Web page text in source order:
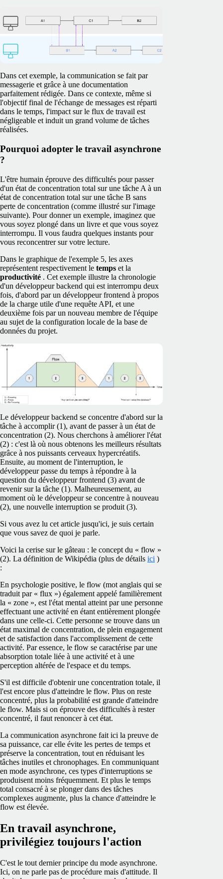
Dans cet exemple, la communication se fait par
messagerie et grâce à une documentation
parfaitement rédigée. Dans ce contexte, même si
l'objectif final de l'échange de messages est réparti
dans le temps, l'impact sur le flux de travail est
négligeable et induit un grand volume de tâches
réalisées.
Pourquoi adopter le travail asynchrone
?
L'être humain éprouve des difficultés pour passer
d'un état de concentration total sur une tâche A à un
état de concentration total sur une tâche B sans
perte de concentration (comme illustré sur l'image
suivante). Pour donner un exemple, imaginez que
vous soyez plongé dans un livre et que vous soyez
interrompu. Il vous faudra quelques instants pour
vous reconcentrer sur votre lecture.
Dans le graphique de l'exemple 5, les axes
représentent respectivement le temps et la
productivité . Cet exemple illustre la chronologie
d'un développeur backend qui est interrompu deux
fois, d'abord par un développeur frontend à propos
de la charge utile d'une requête API, et une
deuxième fois par un nouveau membre de l'équipe
au sujet de la configuration locale de la base de
données du projet.
Le développeur backend se concentre d'abord sur la
tâche à accomplir (1), avant de passer à un état de
concentration (2). Nous cherchons à améliorer l'état
(2) : c'est là où nous obtenons les meilleurs résultats
grâce à nos puissants cerveaux hypercréatifs.
Ensuite, au moment de l'interruption, le
développeur passe du temps à répondre à la
question du développeur frontend (3) avant de
revenir sur la tâche (1). Malheureusement, au
moment où le développeur se concentre à nouveau
(2), une nouvelle interruption se produit (3).
Si vous avez lu cet article jusqu'ici, je suis certain
que vous savez de quoi je parle.
Voici la cerise sur le gâteau : le concept du « flow »
(2). La définition de Wikipédia (plus de détails ici )
:
En psychologie positive, le flow (mot anglais qui se
traduit par « flux ») également appelé familièrement
la « zone », est l'état mental atteint par une personne
effectuant une activité en étant entièrement plongée
dans une celle-ci. Cette personne se trouve dans un
état maximal de concentration, de plein engagement
et de satisfaction dans l'accomplissement de cette
activité. Par essence, le flow se caractérise par une
absorption totale liée à une activité et à une
perception altérée de l'espace et du temps.
S'il est difficile d'obtenir une concentration totale, il
l'est encore plus d'atteindre le flow. Plus on reste
concentré, plus la probabilité est grande d'atteindre
le flow. Mais si on éprouve des difficultés à rester
concentré, il faut renoncer à cet état.
La communication asynchrone fait ici la preuve de
sa puissance, car elle évite les pertes de temps et
préserve la concentration, tout en réduisant les
tâches inutiles et chronophages. En communiquant
en mode asynchrone, ces types d'interruptions se
produisent moins fréquemment. Et plus le temps
total consacré à se plonger dans des tâches
complexes augmente, plus la chance d'atteindre le
flow est élevée.
En travail asynchrone,
privilégiez toujours l'action
C'est le tout dernier principe du mode asynchrone.
Ici, on ne parle pas de procédure mais d'attitude. Il